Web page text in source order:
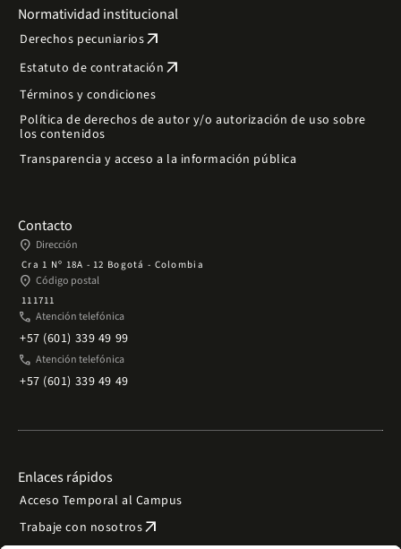
Normatividad institucional
Derechos pecuniariosarrow_outward
Estatuto de contratación arrow_outward
Términos y condiciones
Política de derechos de autor y/o autorización de uso sobre
los contenidos
Transparencia y acceso a la información pública
Contacto
place Dirección
Cra 1 Nº 18A - 12 Bogotá - Colombia
place Código postal
111711
phone Atención telefónica
+57 (601) 339 49 99
phone Atención telefónica
+57 (601) 339 49 49
Enlaces rápidos
Acceso Temporal al Campus
Trabaje con nosotrosarrow_outward